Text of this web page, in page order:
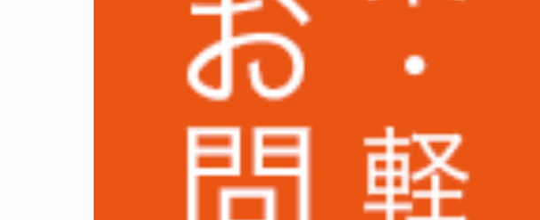
株式会社二木ゴルフ様
野村不動産パートナーズ株式会社様
株式会社KANKO